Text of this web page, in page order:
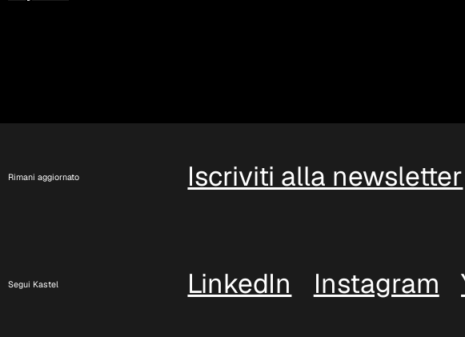
Rimani aggiornato Iscriviti alla newsletter
Segui Kastel LinkedIn Instagram